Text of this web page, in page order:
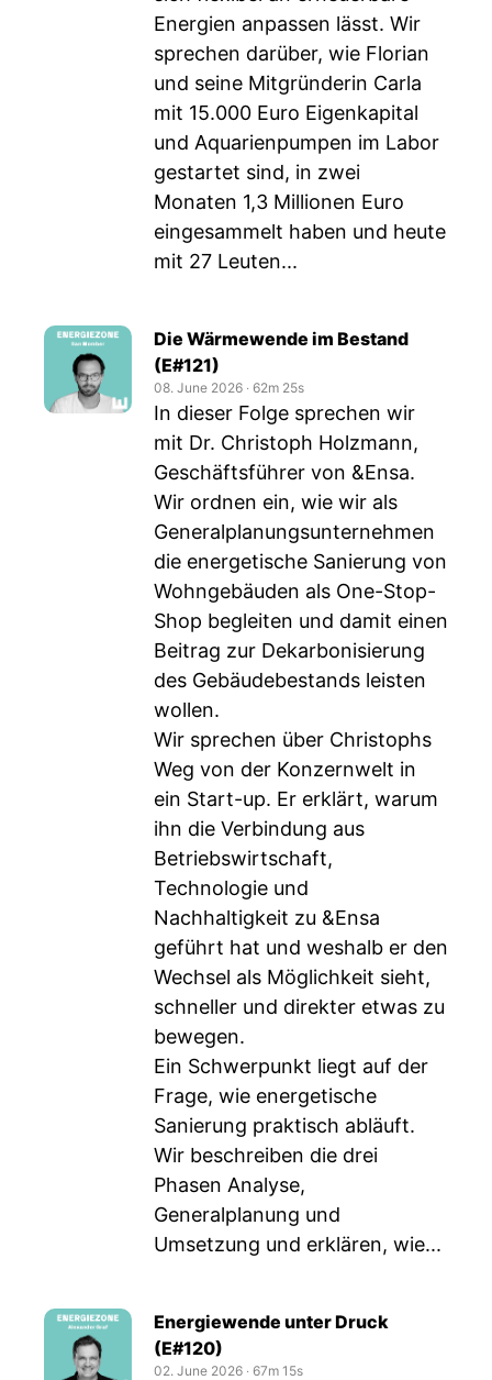
Energien anpassen lässt. Wir
sprechen darüber, wie Florian
und seine Mitgründerin Carla
mit 15.000 Euro Eigenkapital
und Aquarienpumpen im Labor
gestartet sind, in zwei
Monaten 1,3 Millionen Euro
eingesammelt haben und heute
mit 27 Leuten...
Die Wärmewende im Bestand
(E#121)
08. June 2026 ‧ 62m 25s
In dieser Folge sprechen wir
mit Dr. Christoph Holzmann,
Geschäftsführer von &Ensa.
Wir ordnen ein, wie wir als
Generalplanungsunternehmen
die energetische Sanierung von
Wohngebäuden als One-Stop-
Shop begleiten und damit einen
Beitrag zur Dekarbonisierung
des Gebäudebestands leisten
wollen.
Wir sprechen über Christophs
Weg von der Konzernwelt in
ein Start-up. Er erklärt, warum
ihn die Verbindung aus
Betriebswirtschaft,
Technologie und
Nachhaltigkeit zu &Ensa
geführt hat und weshalb er den
Wechsel als Möglichkeit sieht,
schneller und direkter etwas zu
bewegen.
Ein Schwerpunkt liegt auf der
Frage, wie energetische
Sanierung praktisch abläuft.
Wir beschreiben die drei
Phasen Analyse,
Generalplanung und
Umsetzung und erklären, wie...
Energiewende unter Druck
(E#120)
02. June 2026 ‧ 67m 15s